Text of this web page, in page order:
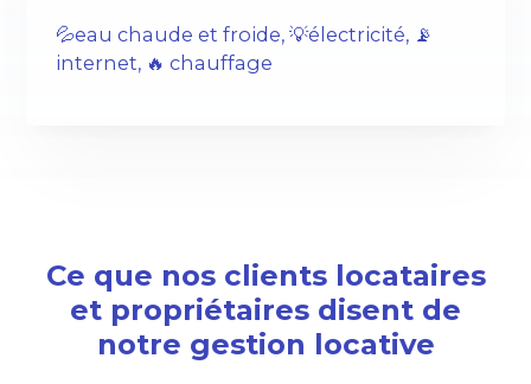
💦eau chaude et froide, 💡électricité, 📡
internet, 🔥 chauffage
Ce que nos clients locataires
et propriétaires disent de
notre gestion locative